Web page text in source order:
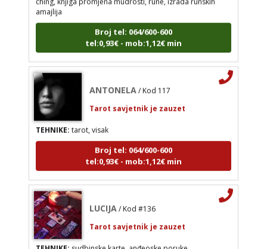
Tarot savjetnik je zauzet
TEHNIKE:tarot, visak
Broj tel: 064/600-600
amajlija
Broj tel: 064/600-600
tel:0,93€ - mob:1,12€ min
ANTONELA / Kod 117
Tarot savjetnik je zauzet
TEHNIKE:tarot, visak
Broj tel: 064/600-600
tel:0,93€ - mob:1,12€ min
LUCIJA / Kod #136
Tarot savjetnik je zauzet
TEHNIKE:sudbinske karte, anđeoske poruke